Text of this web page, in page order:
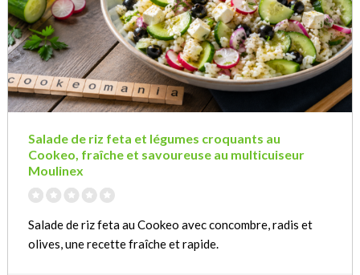
Salade de riz feta et légumes croquants au
Cookeo, fraîche et savoureuse au multicuiseur
Moulinex
Salade de riz feta au Cookeo avec concombre, radis et
olives, une recette fraîche et rapide.